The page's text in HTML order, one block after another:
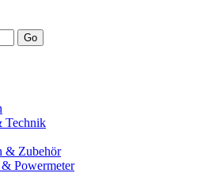
Go
Technik
& Zubehör
Powermeter